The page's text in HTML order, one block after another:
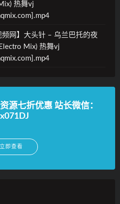
热舞vj
频网】大头针 – 乌兰巴托的夜
Mix) 热舞vj
源七折优惠 站长微信：
立即查看